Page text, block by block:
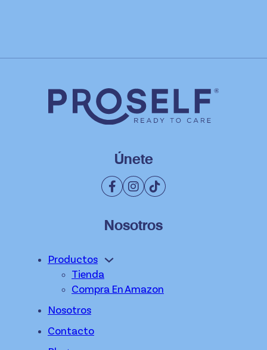
Únete
Nosotros
Productos
Tienda
Compra En Amazon
Nosotros
Contacto